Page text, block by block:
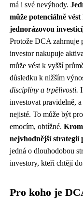
má i své nevýhody.
může potenciálně
jednorázovou
Protože DCA zahrnuje
investor nakupuje
může vést k vyšší
důsledku k nižším
disciplíny a trpělivosti.
investovat pravidelně,
nejisté. To může být
emocím, obtížné.
nejvhodnější strategií
jedná o dlouhodobou
investory, kteří chtějí
Pro koho je